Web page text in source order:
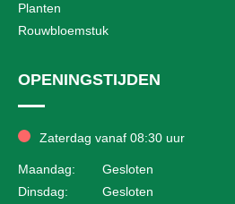
Planten
Rouwbloemstuk
OPENINGSTIJDEN
Zaterdag vanaf 08:30 uur
Maandag:
Gesloten
Dinsdag:
Gesloten